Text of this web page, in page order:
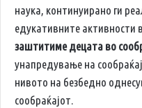
наука, континуирано ги
едукативните
заштитиме децата во
унапредување на
нивото на безбедно
сообраќајот.